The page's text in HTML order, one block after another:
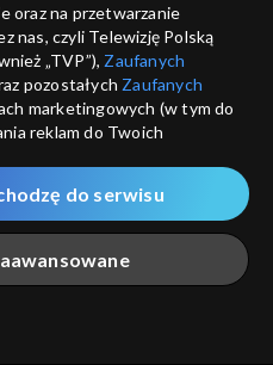
oraz na przetwarzanie
nas, czyli Telewizję Polską
„TVP”), Zaufanych
pozostałych Zaufanych
marketingowych (w tym do
reklam do Twoich
zgody na udostępnianie
Google.
odwiedzania przez
serwisówzwanych dalej
za pomocą
do serwisu